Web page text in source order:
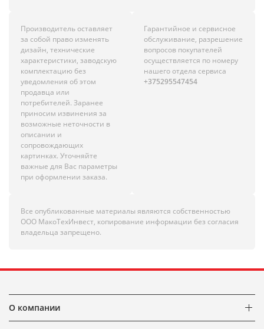
Производитель оставляет
за собой право изменять
дизайн, технические
характеристики, заводскую
комплектацию без
уведомления об этом
продавца или
потребителей. Заранее
приносим извинения за
возможные неточности в
описании и
сопровождающих
картинках. Уточняйте
важные для Вас параметры
при оформлении заказа.
Гарантийное и сервисное
обслуживание, разрешение
вопросов покупателей
осуществляется по номеру
нашего отдела сервиса
+375295547454
Все опубликованные материалы являются собственностью
ООО МакоТехИнвест, копирование информации без согласия
владельца запрещено.
О компании